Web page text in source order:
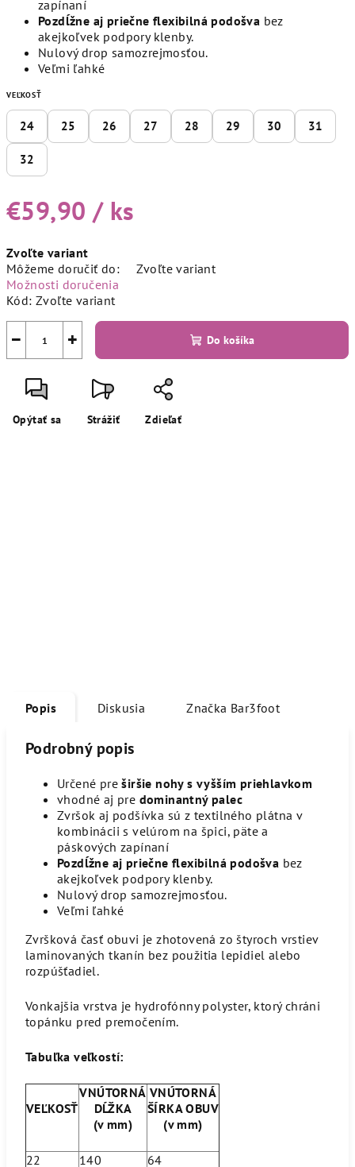
zapínaní
Pozdĺžne aj priečne flexibilná podošva bez
akejkoľvek podpory klenby.
Nulový drop samozrejmosťou.
Veľmi ľahké
VEĽKOSŤ
24 25 26 27 28 29 30 31
32
€59,90 / ks
cena:
Zvoľte variant
Môžeme doručiť do:
Zvoľte variant
Možnosti doručenia
Kód: Zvoľte variant
+
− Do košíka
Opýtať sa Strážiť Zdieľať
Popis Diskusia Značka Bar3foot
Podrobný popis
Určené preširšie nohy s vyšším priehlavkom
vhodné aj pre dominantný palec
Zvršok aj podšívka sú z textilného plátna v
kombinácii s velúrom na špici, päte a
páskových zapínaní
Pozdĺžne aj priečne flexibilná podošva bez
akejkoľvek podpory klenby.
Nulový drop samozrejmosťou.
Veľmi ľahké
Zvršková časť obuvi je zhotovená zo štyroch vrstiev
laminovaných tkanín bez použitia lepidiel alebo
rozpúšťadiel.
Vonkajšia vrstva je hydrofónny polyster, ktorý chráni
topánku pred premočením.
Tabuľka veľkostí:
VEĽKOSŤ
VNÚTORNÁ
DĹŽKA
(v mm)
VNÚTORNÁ
ŠÍRKA OBUV
(v mm)
22 140 64